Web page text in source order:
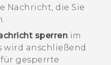
Nachricht, die Sie
sperren im
wird anschließend
gesperrte